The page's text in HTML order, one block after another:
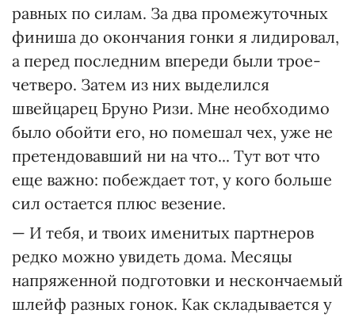
равных по силам. За два промежуточных
финиша до окончания гонки я лидировал,
а перед последним впереди были трое-
четверо. Затем из них выделился
швейцарец Бруно Ризи. Мне необходимо
было обойти его, но помешал чех, уже не
претендовавший ни на что... Тут вот что
еще важно: побеждает тот, у кого больше
сил остается плюс везение.
— И тебя, и твоих именитых партнеров
редко можно увидеть дома. Месяцы
напряженной подготовки и нескончаемый
шлейф разных гонок. Как складывается у